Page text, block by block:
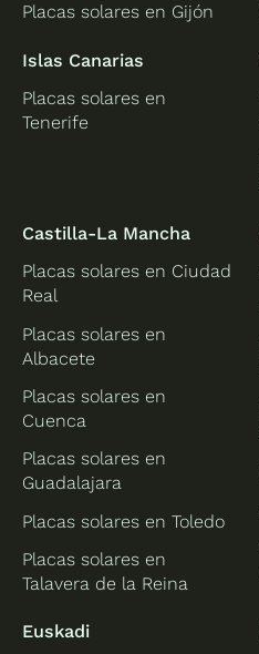
Placas solares en Gijón
Islas Canarias
Placas solares en
Tenerife
Castilla-La Mancha
Placas solares en Ciudad
Real
Placas solares en
Albacete
Placas solares en
Cuenca
Placas solares en
Guadalajara
Placas solares en Toledo
Placas solares en
Talavera de la Reina
Euskadi